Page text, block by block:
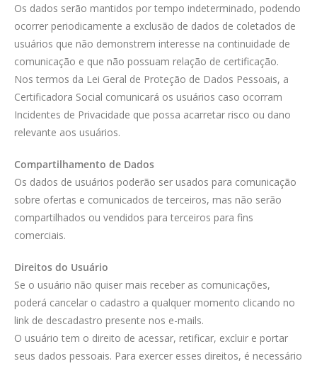
Os dados serão mantidos por tempo indeterminado, podendo
ocorrer periodicamente a exclusão de dados de coletados de
usuários que não demonstrem interesse na continuidade de
comunicação e que não possuam relação de certificação.
Nos termos da Lei Geral de Proteção de Dados Pessoais, a
Certificadora Social comunicará os usuários caso ocorram
Incidentes de Privacidade que possa acarretar risco ou dano
relevante aos usuários.
Compartilhamento de Dados
Os dados de usuários poderão ser usados para comunicação
sobre ofertas e comunicados de terceiros, mas não serão
compartilhados ou vendidos para terceiros para fins
comerciais.
Direitos do Usuário
Se o usuário não quiser mais receber as comunicações,
poderá cancelar o cadastro a qualquer momento clicando no
link de descadastro presente nos e-mails.
O usuário tem o direito de acessar, retificar, excluir e portar
seus dados pessoais. Para exercer esses direitos, é necessário